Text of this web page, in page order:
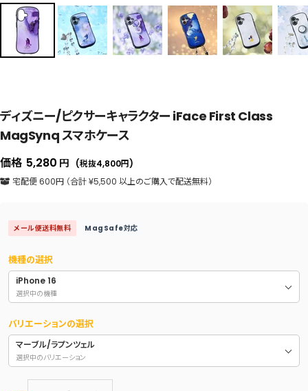
ディズニー/ピクサーキャラクター iFace First Class
MagSynq スマホケース
価格 セ
ー
価
格
5,280 円 (税抜4,800円)
宅配便 600円 （合計 ¥5,500 以上のご購入で配送無料）
メール便送料無料 MagSafe対応
機種の選択
iPhone 16
選択中の機種
バリエーションの選択
マーブル/ラプンツェル
選択中のバリエーション